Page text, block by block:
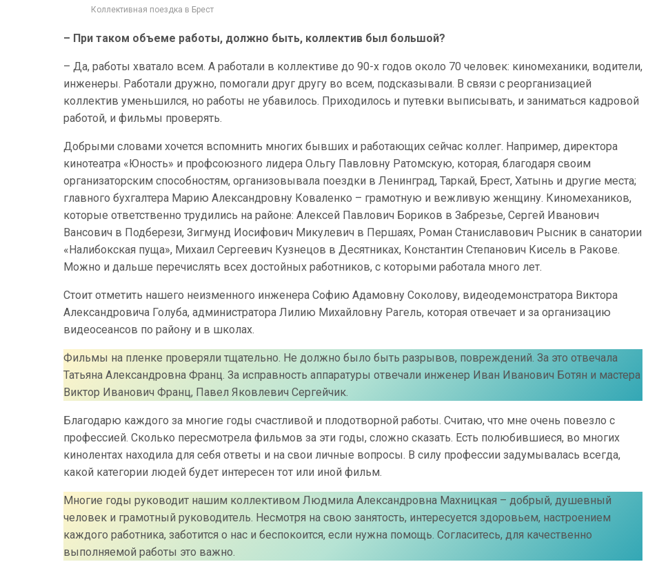
Коллективная поездка в Брест
– При таком объеме работы, должно быть, коллектив был большой?
– Да, работы хватало всем. А работали в коллективе до 90-х годов около 70 человек: киномеханики, водители,
инженеры. Работали дружно, помогали друг другу во всем, подсказывали. В связи с реорганизацией
коллектив уменьшился, но работы не убавилось. Приходилось и путевки выписывать, и заниматься кадровой
работой, и фильмы проверять.
Добрыми словами хочется вспомнить многих бывших и работающих сейчас коллег. Например, директора
кинотеатра «Юность» и профсоюзного лидера Ольгу Павловну Ратомскую, которая, благодаря своим
организаторским способностям, организовывала поездки в Ленинград, Таркай, Брест, Хатынь и другие места;
главного бухгалтера Марию Александровну Коваленко – грамотную и вежливую женщину. Киномехаников,
которые ответственно трудились на районе: Алексей Павлович Бориков в Забрезье, Сергей Иванович
Вансович в Подберези, Зигмунд Иосифович Микулевич в Першаях, Роман Станиславович Рысник в санатории
«Налибокская пуща», Михаил Сергеевич Кузнецов в Десятниках, Константин Степанович Кисель в Ракове.
Можно и дальше перечислять всех достойных работников, с которыми работала много лет.
Стоит отметить нашего неизменного инженера Софию Адамовну Соколову, видеодемонстратора Виктора
Александровича Голуба, администратора Лилию Михайловну Рагель, которая отвечает и за организацию
видеосеансов по району и в школах.
Фильмы на пленке проверяли тщательно. Не должно было быть разрывов, повреждений. За это отвечала
Татьяна Александровна Франц. За исправность аппаратуры отвечали инженер Иван Иванович Ботян и мастера
Виктор Иванович Франц, Павел Яковлевич Сергейчик.
Благодарю каждого за многие годы счастливой и плодотворной работы. Считаю, что мне очень повезло с
профессией. Сколько пересмотрела фильмов за эти годы, сложно сказать. Есть полюбившиеся, во многих
кинолентах находила для себя ответы и на свои личные вопросы. В силу профессии задумывалась всегда,
какой категории людей будет интересен тот или иной фильм.
Многие годы руководит нашим коллективом Людмила Александровна Махницкая – добрый, душевный
человек и грамотный руководитель. Несмотря на свою занятость, интересуется здоровьем, настроением
каждого работника, заботится о нас и беспокоится, если нужна помощь. Согласитесь, для качественно
выполняемой работы это важно.